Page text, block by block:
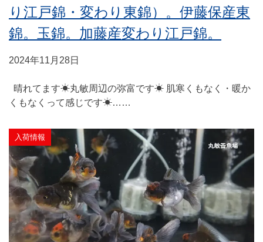
り江戸錦・変わり東錦）。伊藤保産東
錦。玉錦。加藤産変わり江戸錦。
2024年11月28日
晴れてます☀丸敏周辺の弥富です☀ 肌寒くもなく・暖か
くもなくって感じです☀……
入荷情報